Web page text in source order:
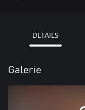
DETAILS
Galerie